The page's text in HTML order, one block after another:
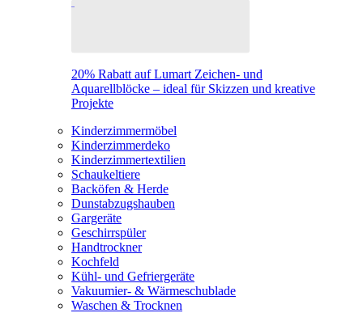
20% Rabatt auf Lumart Zeichen- und
Aquarellblöcke – ideal für Skizzen und kreative
Projekte
Kinderzimmermöbel
Kinderzimmerdeko
Kinderzimmertextilien
Schaukeltiere
Backöfen & Herde
Dunstabzugshauben
Gargeräte
Geschirrspüler
Handtrockner
Kochfeld
Kühl- und Gefriergeräte
Vakuumier- & Wärmeschublade
Waschen & Trocknen